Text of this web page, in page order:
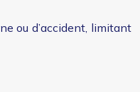
ou d’accident, limitant